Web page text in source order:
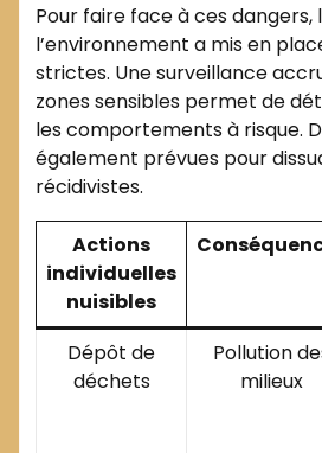
Pour faire face à ces dangers,
l’environnement a mis en
strictes. Une surveillance
zones sensibles permet de
les comportements à risque.
également prévues pour
récidivistes.
Actions
individuelles
nuisibles
Dépôt de
déchets
Pollution
milieux